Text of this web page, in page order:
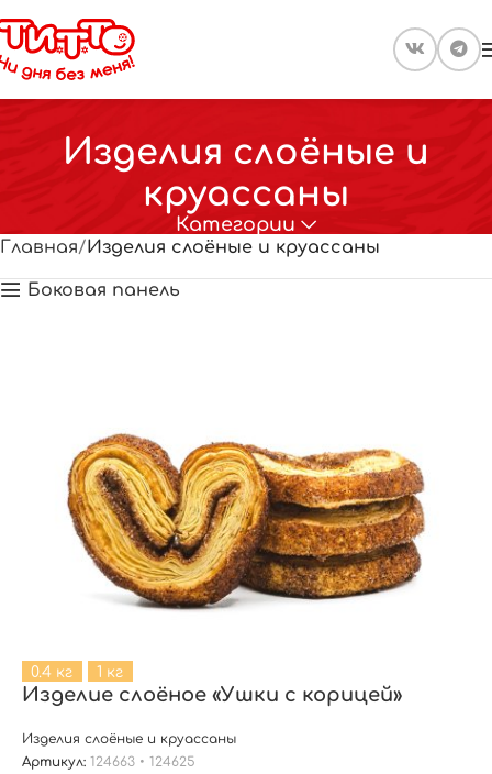
Изделия слоёные и
круассаны
Категории
Главная Изделия слоёные и круассаны
Боковая панель
0.4 кг 1 кг
Изделие слоёное «Ушки с корицей»
Изделия слоёные и круассаны
Артикул: 124663 • 124625